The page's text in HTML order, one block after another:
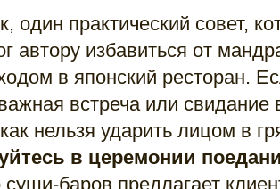
один практический совет,
автору избавиться от
в японский ресторан.
встреча или
нельзя ударить лицом в
в церемонии
баров предлагает